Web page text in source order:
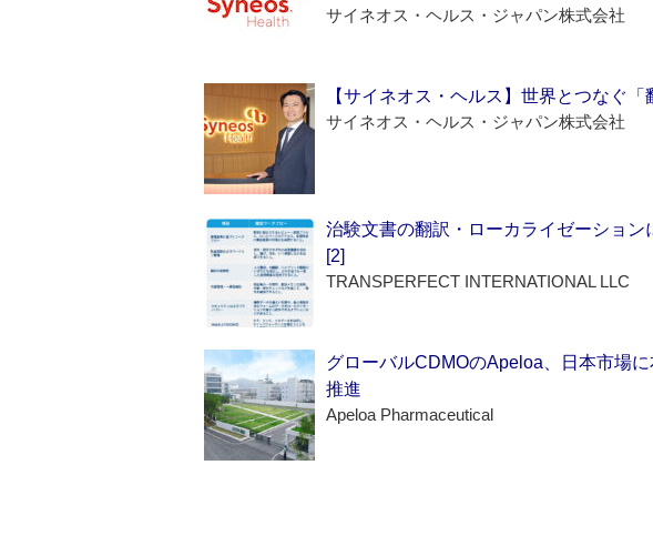
サイネオス・ヘルス・ジャパン株式会社
【サイネオス・ヘルス】世界とつなぐ
サイネオス・ヘルス・ジャパン株式会社
治験文書の翻訳・ローカライゼーショ
[2]
TRANSPERFECT INTERNATIONAL LLC
グローバルCDMOのApeloa、日本市場
推進
Apeloa Pharmaceutical